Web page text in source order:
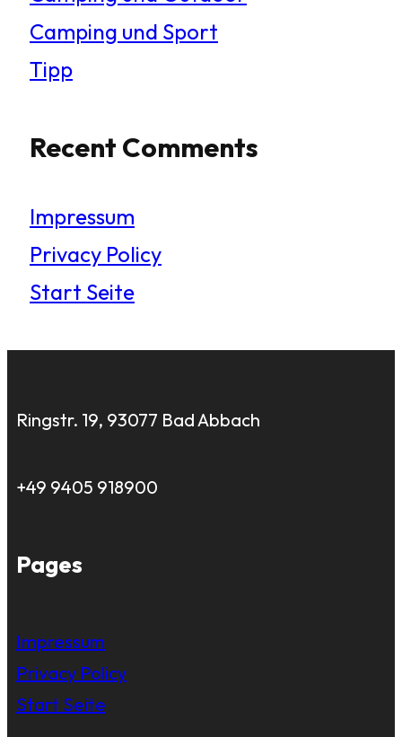
Camping und Sport
Tipp
Recent Comments
Impressum
Privacy Policy
Start Seite
Ringstr. 19, 93077 Bad Abbach
+49 9405 918900
Pages
Impressum
Privacy Policy
Start Seite